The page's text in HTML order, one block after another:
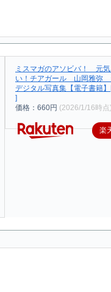
ミスマガのアソビバ！ 元
い！チアガール 山岡雅弥
デジタル写真集【電子書籍
]
価格：660円 (2026/1/16時点
楽